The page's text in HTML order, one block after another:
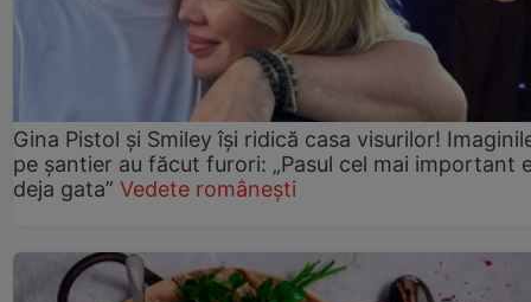
Gina Pistol și Smiley își ridică casa visurilor!
pe șantier au făcut furori: „Pasul cel mai important
deja gata” Vedete românești